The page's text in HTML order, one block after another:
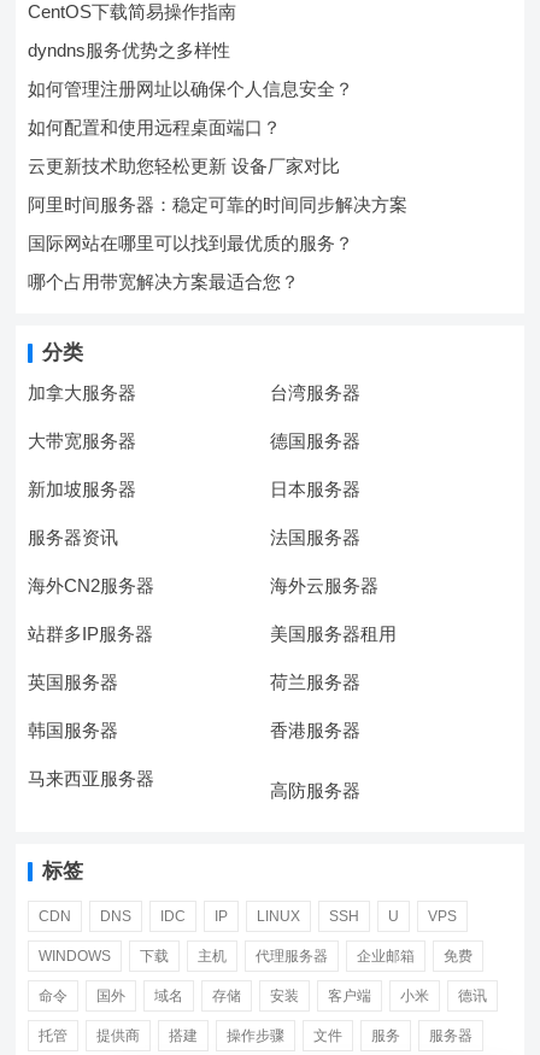
CentOS下载简易操作指南
dyndns服务优势之多样性
如何管理注册网址以确保个人信息安全？
如何配置和使用远程桌面端口？
云更新技术助您轻松更新 设备厂家对比
阿里时间服务器：稳定可靠的时间同步解决方案
国际网站在哪里可以找到最优质的服务？
哪个占用带宽解决方案最适合您？
分类
加拿大服务器 台湾服务器
大带宽服务器 德国服务器
新加坡服务器 日本服务器
服务器资讯 法国服务器
海外CN2服务器 海外云服务器
站群多IP服务器 美国服务器租用
英国服务器 荷兰服务器
韩国服务器 香港服务器
马来西亚服务器
高防服务器
标签
CDN DNS IDC IP LINUX SSH U VPS
WINDOWS 下载 主机 代理服务器 企业邮箱 免费
命令 国外 域名 存储 安装 客户端 小米 德讯
托管 提供商 搭建 操作步骤 文件 服务 服务器